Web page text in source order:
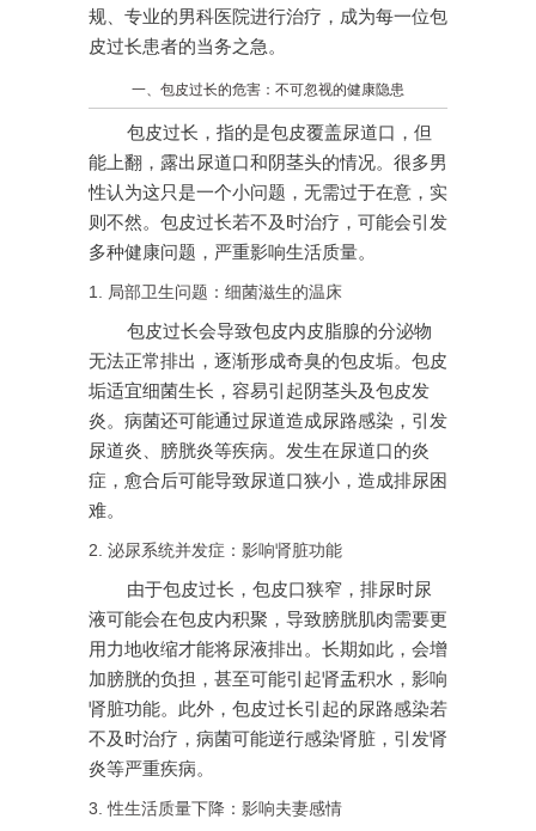
规、专业的男科医院进行治疗，成为每一位包
皮过长患者的当务之急。
一、包皮过长的危害：不可忽视的健康隐患
包皮过长，指的是包皮覆盖尿道口，但
能上翻，露出尿道口和阴茎头的情况。很多男
性认为这只是一个小问题，无需过于在意，实
则不然。包皮过长若不及时治疗，可能会引发
多种健康问题，严重影响生活质量。
1. 局部卫生问题：细菌滋生的温床
包皮过长会导致包皮内皮脂腺的分泌物
无法正常排出，逐渐形成奇臭的包皮垢。包皮
垢适宜细菌生长，容易引起阴茎头及包皮发
炎。病菌还可能通过尿道造成尿路感染，引发
尿道炎、膀胱炎等疾病。发生在尿道口的炎
症，愈合后可能导致尿道口狭小，造成排尿困
难。
2. 泌尿系统并发症：影响肾脏功能
由于包皮过长，包皮口狭窄，排尿时尿
液可能会在包皮内积聚，导致膀胱肌肉需要更
用力地收缩才能将尿液排出。长期如此，会增
加膀胱的负担，甚至可能引起肾盂积水，影响
肾脏功能。此外，包皮过长引起的尿路感染若
不及时治疗，病菌可能逆行感染肾脏，引发肾
炎等严重疾病。
3. 性生活质量下降：影响夫妻感情